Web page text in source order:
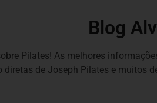
Blog
Pilates! As melhores
diretas de Joseph Pilates e muitos